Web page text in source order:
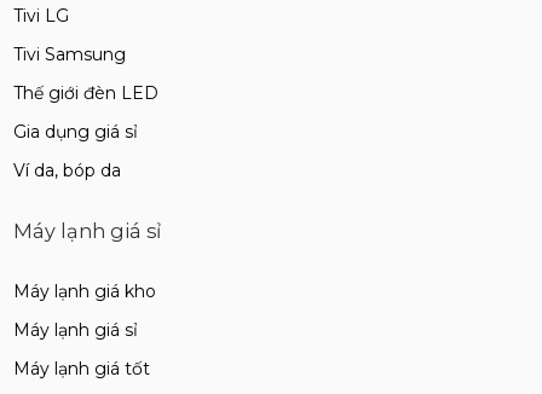
Tivi LG
Tivi Samsung
Thế giới đèn LED
Gia dụng giá sỉ
Ví da, bóp da
Máy lạnh giá sỉ
Máy lạnh giá kho
Máy lạnh giá sỉ
Máy lạnh giá tốt